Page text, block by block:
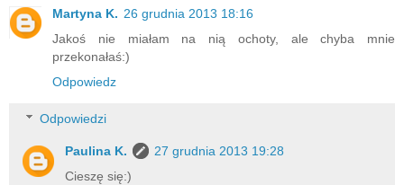
Martyna K. 26 grudnia 2013 18:16
Jakoś nie miałam na nią ochoty, ale chyba mnie
przekonałaś:)
Odpowiedz
Odpowiedzi
Paulina K.
27 grudnia 2013 19:28
Cieszę się:)